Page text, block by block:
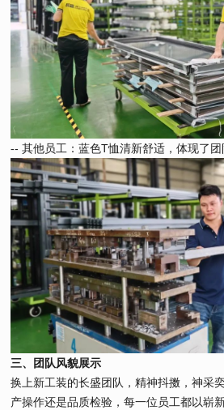
-- 其他员工：蓝色T恤清新舒适，体现了团
三、团队风貌展示
换上新工装的长盛团队，精神抖擞，神采
产操作还是品质检验，每一位员工都以崭